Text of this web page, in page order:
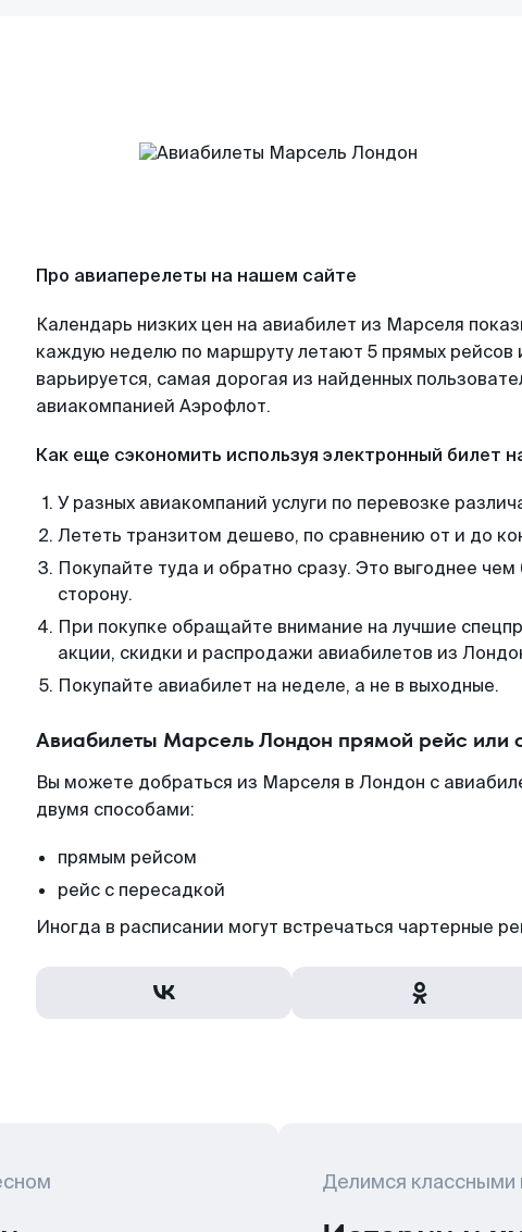
Про авиаперелеты на нашем сайте
Календарь низких цен на авиабилет из Марселя
каждую неделю по маршруту летают 5 прямых рейсов
варьируется, самая дорогая из найденных
авиакомпанией Аэрофлот.
Как еще сэкономить используя электронный билет
У разных авиакомпаний услуги по перевозке
Лететь транзитом дешево, по сравнению от и до
Покупайте туда и обратно сразу. Это выгоднее
сторону.
При покупке обращайте внимание на лучшие
акции, скидки и распродажи авиабилетов из
Покупайте авиабилет на неделе, а не в выходные.
Авиабилеты Марсель Лондон прямой рейс или
Вы можете добраться из Марселя в Лондон с
двумя способами:
прямым рейсом
рейс с пересадкой
Иногда в расписании могут встречаться чартерные
Делимся классными